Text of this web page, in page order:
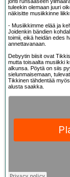
johti runsaaseen
tuleekin olemaan juuri
näkisitte musiikkinne
- Musiikkimme elää ja
Joidenkin bändien
toimii, eikä heidän edes
annettavanaan.
Debyytin biisit ovat
mutta toisaalta musiikki
alkunsa. Pöytä on siis
sielunmaisemaan,
Tikkinen tähdentää
alusta saakka.